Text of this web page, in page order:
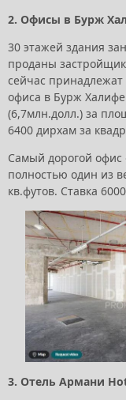
2. Офисы в Бурж
30 этажей здания
проданы
сейчас
офиса в Бурж
(6,7млн.долл.) за
6400 дирхам за
Самый дорогой офис
полностью один из
кв.футов. Ставка
3. Отель Армани